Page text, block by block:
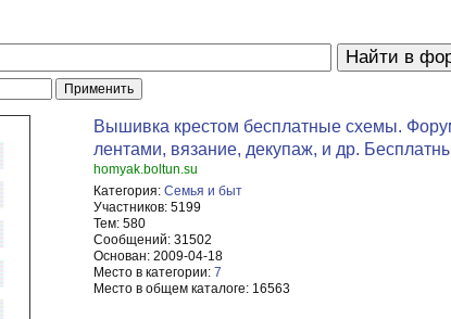
Вышивка крестом бесплатные схемы.
лентами, вязание, декупаж, и др.
homyak.boltun.su
Категория: Семья и быт
Участников: 5199
Тем: 580
Сообщений: 31502
Основан: 2009-04-18
Место в категории: 7
Место в общем каталоге: 16563